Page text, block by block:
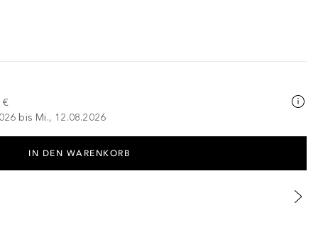
€
bis Mi., 12.08.2026
IN DEN WARENKORB